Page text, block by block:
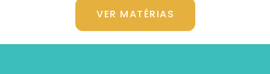
VER MATÉRIAS